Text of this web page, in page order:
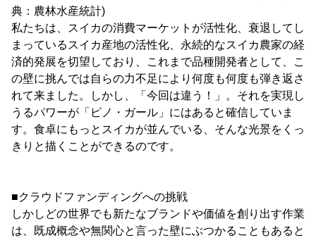
典：農林水産統計)
私たちは、スイカの消費マーケットが活性化、衰退してし
まっているスイカ産地の活性化、永続的なスイカ農家の経
済的発展を切望しており、これまで品種開発者として、こ
の壁に挑んでは自らの力不足により何度も何度も弾き返さ
れて来ました。しかし、「今回は違う！」。それを実現し
うるパワーが「ピノ・ガール」にはあると確信していま
す。食卓にもっとスイカが並んでいる、そんな光景をくっ
きりと描くことができるのです。
■クラウドファンディングへの挑戦
しかしどの世界でも新たなブランドや価値を創り出す作業
は、既成概念や無関心と言った壁にぶつかることもあると